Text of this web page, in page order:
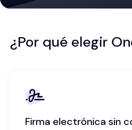
¿Por qué elegir
Firma electrónica sin